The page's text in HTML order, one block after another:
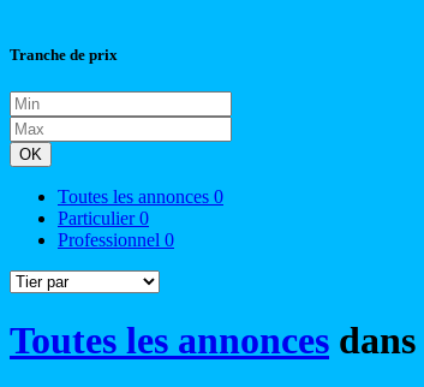
Tranche de prix
OK
Toutes les annonces 0
Particulier0
Professionnel 0
Toutes les annonces dans